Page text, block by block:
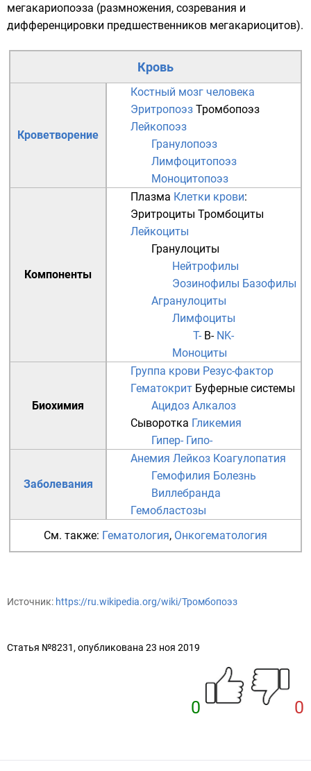
мегакариопоэза (размножения, созревания и
дифференцировки предшественников мегакариоцитов).
Кровь
Кроветворение
Костный мозг человека
Эритропоэз Тромбопоэз
Лейкопоэз
Гранулопоэз
Лимфоцитопоэз
Моноцитопоэз
Компоненты
Плазма Клетки крови:
Эритроциты Тромбоциты
Лейкоциты
Гранулоциты
Нейтрофилы
Эозинофилы Базофилы
Агранулоциты
Лимфоциты
T- B- NK-
Моноциты
Биохимия
Группа крови Резус-фактор
Гематокрит Буферные системы
Ацидоз Алкалоз
Сыворотка Гликемия
Гипер- Гипо-
Заболевания
Анемия Лейкоз Коагулопатия
Гемофилия Болезнь
Виллебранда
Гемобластозы
См. также: Гематология, Онкогематология
Источник: https://ru.wikipedia.org/wiki/Тромбопоэз
Статья №8231, опубликована 23 ноя 2019
0 0